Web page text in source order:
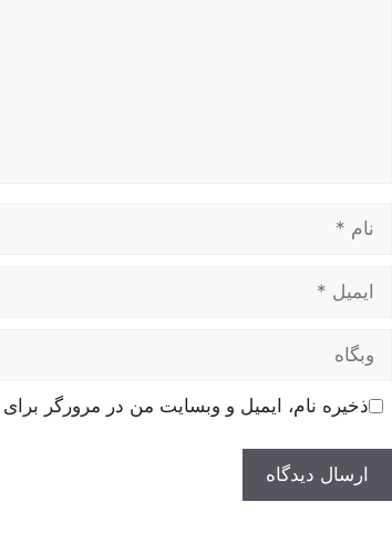
ایمیل
وبگاه
ذخیره نام، ایمیل و وبسایت من در مرورگر